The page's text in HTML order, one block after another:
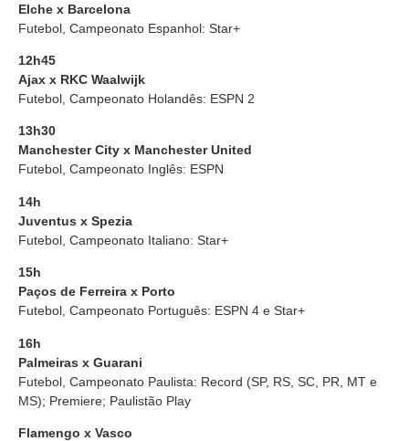
Elche x Barcelona
Futebol, Campeonato Espanhol: Star+
12h45
Ajax x RKC Waalwijk
Futebol, Campeonato Holandês: ESPN 2
13h30
Manchester City x Manchester United
Futebol, Campeonato Inglês: ESPN
14h
Juventus x Spezia
Futebol, Campeonato Italiano: Star+
15h
Paços de Ferreira x Porto
Futebol, Campeonato Português: ESPN 4 e Star+
16h
Palmeiras x Guarani
Futebol, Campeonato Paulista: Record (SP, RS, SC, PR, MT e
MS); Premiere; Paulistão Play
Flamengo x Vasco